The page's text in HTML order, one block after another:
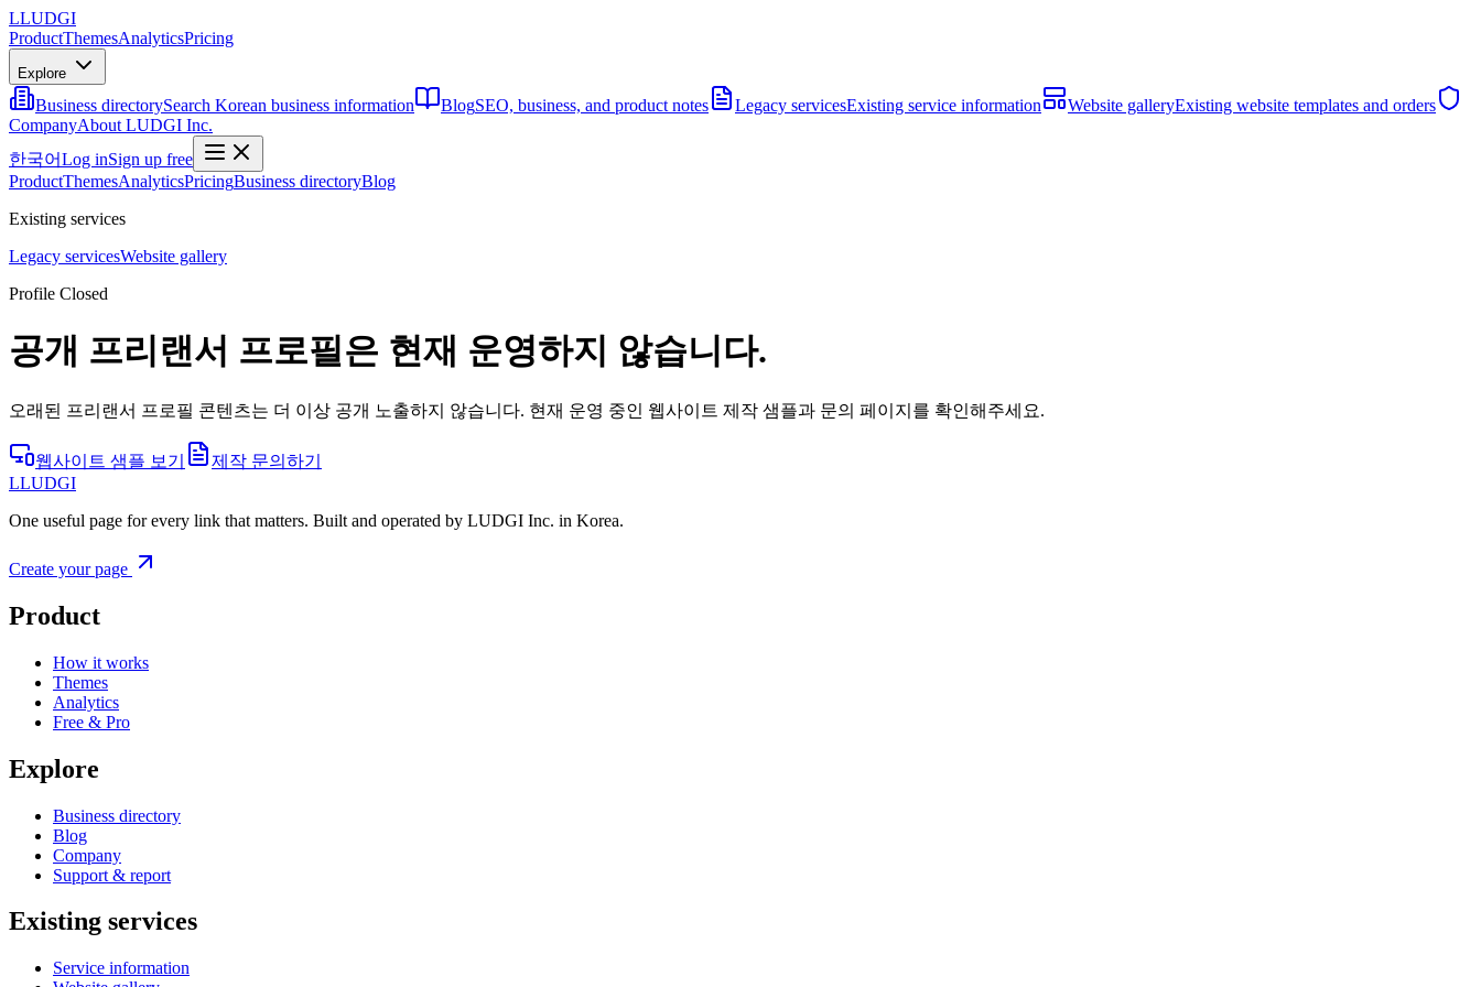
LLUDGI
ProductThemesAnalyticsPricing
Explore
Business directorySearch Korean business information BlogSEO, business, and product notes Legacy servicesExisting service information Website galleryExisting website templates and orders
CompanyAbout LUDGI Inc.
한국어Log inSign up free
ProductThemesAnalyticsPricingBusiness directoryBlog
Existing services
Legacy servicesWebsite gallery
Profile Closed
공개 프리랜서 프로필은 현재 운영하지 않습니다.
오래된 프리랜서 프로필 콘텐츠는 더 이상 공개 노출하지 않습니다. 현재 운영 중인 웹사이트 제작 샘플과 문의 페이지를 확인해주세요.
웹사이트 샘플 보기
제작 문의하기
LLUDGI
One useful page for every link that matters. Built and operated by LUDGI Inc. in Korea.
Create your page
Product
How it works
Themes
Analytics
Free & Pro
Explore
Business directory
Blog
Company
Support & report
Existing services
Service information